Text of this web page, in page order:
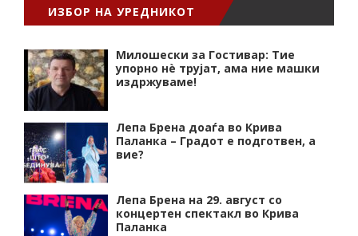
ИЗБОР НА УРЕДНИКОТ
Милошески за Гостивар: Тие
упорно нѐ трујат, ама ние машки
издржуваме!
Лепа Брена доаѓа во Крива
Паланка – Градот е подготвен, а
вие?
Лепа Брена на 29. август со
концертен спектакл во Крива
Паланка